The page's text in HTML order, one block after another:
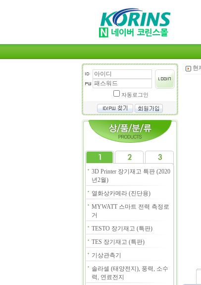
자동로그인
3D Printer 장기재고 특판 (2020
년2월)
열화상카메라 (진단용)
MYWATT 스마트 전력 측정로
거
TESTO 장기재고 (특판)
TES 장기재고 (특판)
기상관측기
솔라셀 (태양전지), 풍력, 소수
력, 연료전지
현